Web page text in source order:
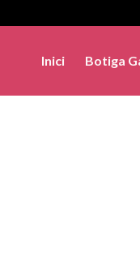
Inici Botiga